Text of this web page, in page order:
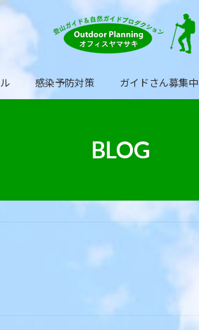
感染予防対策 ガイドさん募集中
BLOG